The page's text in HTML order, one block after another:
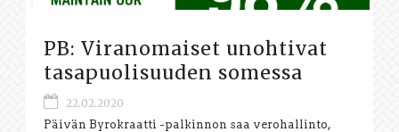
PB: Viranomaiset unohtivat
tasapuolisuuden somessa
22.02.2020
Päivän Byrokraatti -palkinnon saa verohallinto,